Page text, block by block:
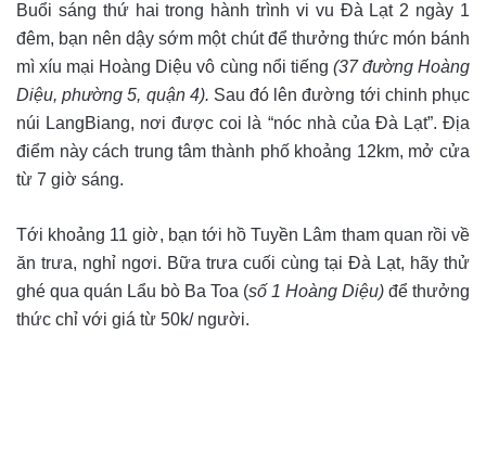
Buổi sáng thứ hai trong hành trình vi vu Đà Lạt 2 ngày 1
đêm, bạn nên dậy sớm một chút để thưởng thức món bánh
mì xíu mại Hoàng Diệu vô cùng nổi tiếng (37 đường Hoàng
Diệu, phường 5, quận 4). Sau đó lên đường tới chinh phục
núi LangBiang, nơi được coi là “nóc nhà của Đà Lạt”. Địa
điểm này cách trung tâm thành phố khoảng 12km, mở cửa
từ 7 giờ sáng.
Tới khoảng 11 giờ, bạn tới hồ Tuyền Lâm tham quan rồi về
ăn trưa, nghỉ ngơi. Bữa trưa cuối cùng tại Đà Lạt, hãy thử
ghé qua quán Lẩu bò Ba Toa (số 1 Hoàng Diệu) để thưởng
thức chỉ với giá từ 50k/ người.